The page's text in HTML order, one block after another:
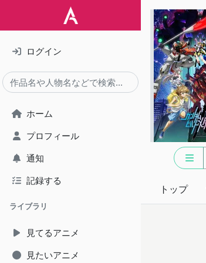
ログイン
ホーム
プロフィール
通知
記録する
ライブラリ
見てるアニメ
見たいアニメ
トップ